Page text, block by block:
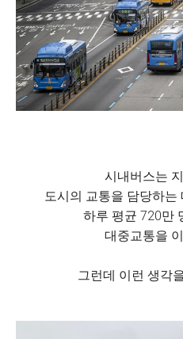
시내버스는
도시의 교통을 담당하는
하루 평균 720만
대중교통을
그런데 이런 생각